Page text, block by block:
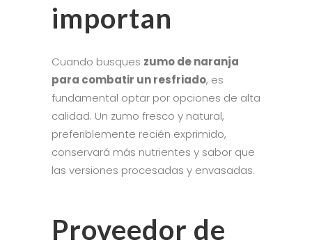
importan
Cuando busques zumo de naranja
para combatir un resfriado, es
fundamental optar por opciones de alta
calidad. Un zumo fresco y natural,
preferiblemente recién exprimido,
conservará más nutrientes y sabor que
las versiones procesadas y envasadas.
Proveedor de